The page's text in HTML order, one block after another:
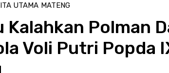
UTAMA MATENG
Kalahkan Polman
Voli Putri Popda